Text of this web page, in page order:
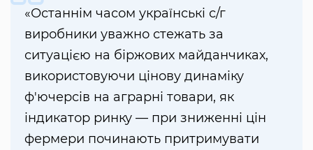
«Останнім часом українські с/г
виробники уважно стежать за
ситуацією на біржових майданчиках,
використовуючи цінову динаміку
ф'ючерсів на аграрні товари, як
індикатор ринку — при зниженні цін
фермери починають притримувати